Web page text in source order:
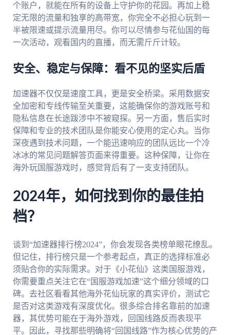
个账户，就能在所有的设备上守护你的花园。再加上稳
定无限的流量和独享的高带宽，你完全不必担心玩到一
半被限速或提示流量用尽。你可以尽情参与花仙国的每
一次活动，观看国内的直播，而无需斤斤计较。
安全、稳定与保障：看不见的坚实后盾
加速器不仅仅是速度工具，更是安全桥梁。采用数据安
全加密和专线传输至关重要，这能确保你的游戏账号和
隐私信息在长途跋涉中不被窥探。另一方面，售后实时
保障和专业的技术团队是你能安心使用的定心丸。当你
深夜遇到技术问题，一个能迅速响应的团队远比一个冷
冰冰的常见问题解答页面来得重要。这种保障，让你在
海外玩国服游戏时，感觉背后有了一支支持团队。
2024年，如何找到你的最佳拍
档？
谈到“加速器排行榜2024”，你会发现各类榜单眼花缭乱。
但记住，排行榜只是一个参考起点，真正的选择标准必
须贴合你的实际需求。对于《小花仙》这类国服游戏，
你需要重点关注它在“国服游戏加速”这个细分领域的口
碑。去社区看看其他海外花仙玩家的真实评价，测试它
是否对这类游戏有深度优化。很多综合排名靠前的加速
器，其优势可能在于海外游戏，回国线路反而表现平
平。因此，寻找那些明确将“回国线路”作为核心优势的产